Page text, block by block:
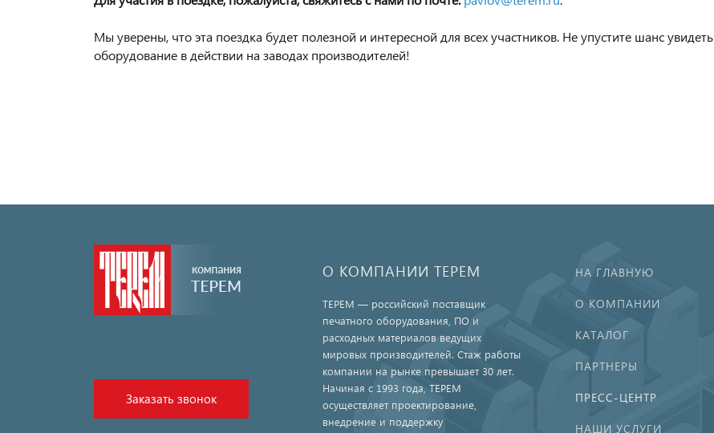
Мы уверены, что эта поездка будет полезной и интересной для всех участников. Не упустите шанс увидеть
оборудование в действии на заводах производителей!
Заказать звонок
О КОМПАНИИ ТЕРЕМ
ТЕРЕМ — российский поставщик
печатного оборудования, ПО и
расходных материалов ведущих
мировых производителей. Стаж работы
компании на рынке превышает 30 лет.
Начиная с 1993 года, ТЕРЕМ
осуществляет проектирование,
внедрение и поддержку
НА ГЛАВНУЮ
О КОМПАНИИ
КАТАЛОГ
ПАРТНЕРЫ
ПРЕСС-ЦЕНТР
НАШИ УСЛУГИ